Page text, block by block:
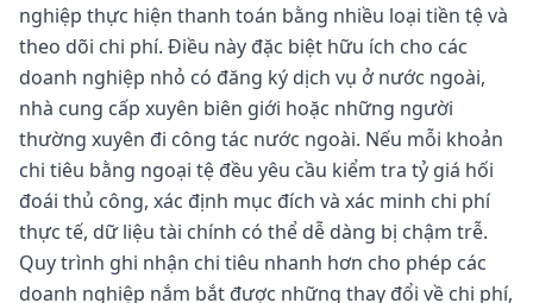
nghiệp thực hiện thanh toán bằng nhiều loại tiền tệ và
theo dõi chi phí. Điều này đặc biệt hữu ích cho các
doanh nghiệp nhỏ có đăng ký dịch vụ ở nước ngoài,
nhà cung cấp xuyên biên giới hoặc những người
thường xuyên đi công tác nước ngoài. Nếu mỗi khoản
chi tiêu bằng ngoại tệ đều yêu cầu kiểm tra tỷ giá hối
đoái thủ công, xác định mục đích và xác minh chi phí
thực tế, dữ liệu tài chính có thể dễ dàng bị chậm trễ.
Quy trình ghi nhận chi tiêu nhanh hơn cho phép các
doanh nghiệp nắm bắt được những thay đổi về chi phí,